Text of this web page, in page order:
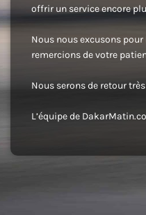
offrir un service encore
Nous nous excusons
remercions de votre
Nous serons de retour
L’équipe de